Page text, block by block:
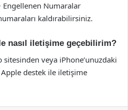
Engellenen Numaralar
kaldırabilirsiniz.
nasıl iletişime geçebilirim?
sitesinden veya iPhone’unuzdaki
Apple destek ile iletişime